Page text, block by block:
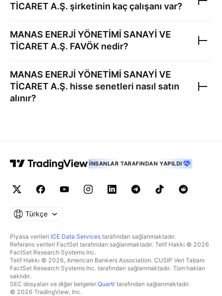
TİCARET A.Ş. şirketinin kaç çalışanı var?
MANAS ENERJİ YÖNETİMİ SANAYİ VE
TİCARET A.Ş. FAVÖK nedir?
MANAS ENERJİ YÖNETİMİ SANAYİ VE
TİCARET A.Ş. hisse senetleri nasıl satın
alınır?
İNSANLAR TARAFINDAN YAPILDI
Türkçe
Piyasa verileri ICE Data Services tarafından sağlanmaktadır.
Referans verileri FactSet tarafından sağlanmaktadır. Telif Hakkı © 2026
FactSet Research Systems Inc.
Telif Hakkı © 2026, American Bankers Association. CUSIP Veri Tabanı
FactSet Research Systems Inc. tarafından sağlanmaktadır. Tüm hakları
saklıdır.
SEC dosyaları ve diğer belgeler Quartrtarafından sağlanmaktadır.
© 2026 TradingView, Inc.